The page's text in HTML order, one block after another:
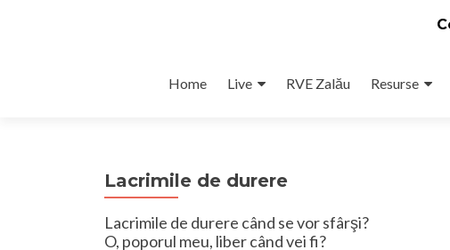
Home Live RVE Zalău Resurse
Lacrimile de durere
Lacrimile de durere când se vor sfârşi?
O, poporul meu, liber când vei fi?